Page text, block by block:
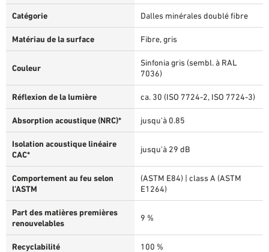
Catégorie Dalles minérales doublé fibre
Matériau de la surface Fibre, gris
Couleur
Sinfonia gris (sembl. à RAL
7036)
Réflexion de la lumière ca. 30 (ISO 7724-2, ISO 7724-3)
Absorption acoustique (NRC)* jusqu'à 0.85
Isolation acoustique linéaire
CAC*
jusqu'à 29 dB
Comportement au feu selon
l’ASTM
(ASTM E84) | class A (ASTM
E1264)
Part des matières premières
renouvelables
9 %
Recyclabilité 100 %